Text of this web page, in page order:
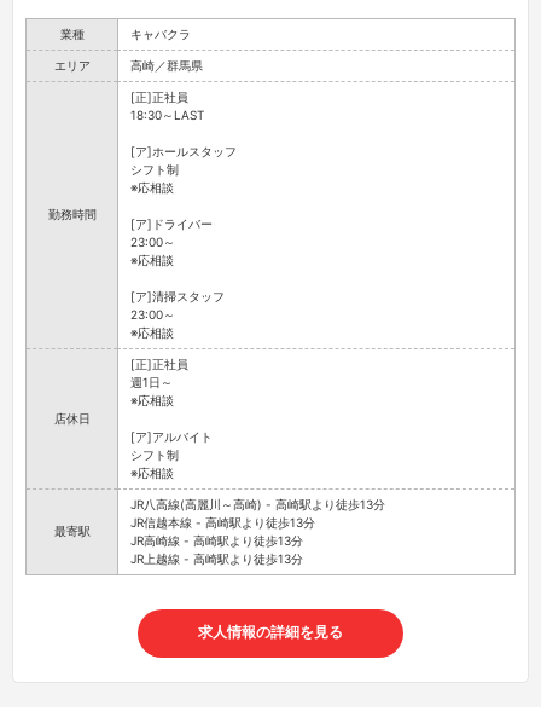
業種 キャバクラ
エリア 高崎／群馬県
勤務時間
[正]正社員
18:30～LAST
[ア]ホールスタッフ
シフト制
※応相談
[ア]ドライバー
23:00～
※応相談
[ア]清掃スタッフ
23:00～
※応相談
店休日
[正]正社員
週1日～
※応相談
[ア]アルバイト
シフト制
※応相談
最寄駅
JR八高線(高麗川～高崎) - 高崎駅より徒歩13分
JR信越本線 - 高崎駅より徒歩13分
JR高崎線 - 高崎駅より徒歩13分
JR上越線 - 高崎駅より徒歩13分
求人情報の詳細を見る